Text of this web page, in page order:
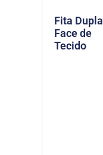
Fita Dupla
Face de
Tecido